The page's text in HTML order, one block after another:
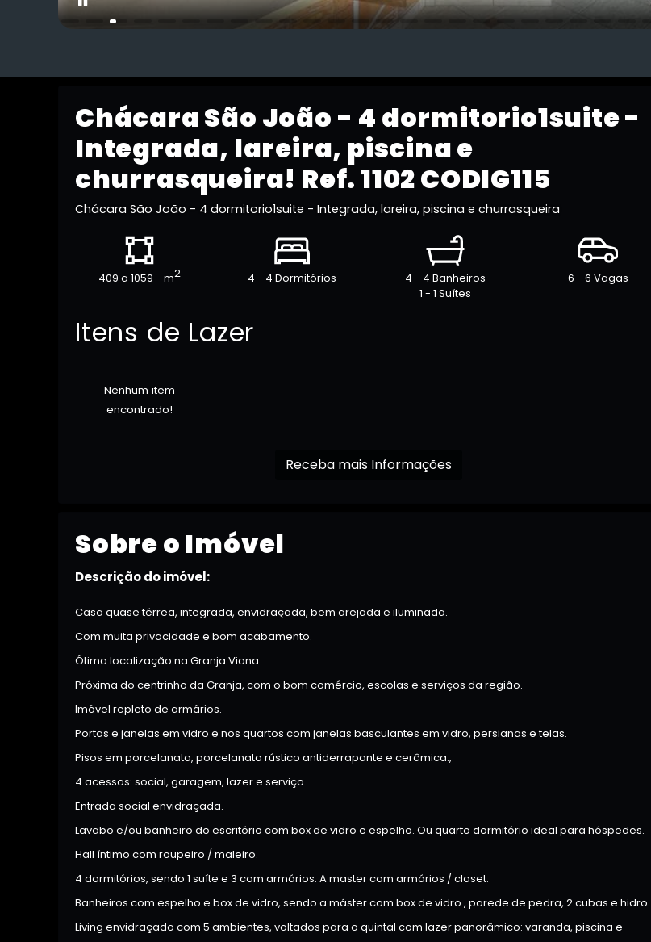
Chácara São João - 4 dormitorio1suite -
Integrada, lareira, piscina e
churrasqueira! Ref. 1102 CODIG115
Chácara São João - 4 dormitorio1suite - Integrada, lareira, piscina e churrasqueira
409 a 1059 - m2 4 - 4 Dormitórios
4 - 4 Banheiros
1 - 1 Suítes
6 - 6 Vagas
Itens de Lazer
Nenhum item
encontrado!
Receba mais Informações
Sobre o Imóvel
Descrição do imóvel:
Casa quase térrea, integrada, envidraçada, bem arejada e iluminada.
Com muita privacidade e bom acabamento.
Ótima localização na Granja Viana.
Próxima do centrinho da Granja, com o bom comércio, escolas e serviços da região.
Imóvel repleto de armários.
Portas e janelas em vidro e nos quartos com janelas basculantes em vidro, persianas e telas.
Pisos em porcelanato, porcelanato rústico antiderrapante e cerâmica.,
4 acessos: social, garagem, lazer e serviço.
Entrada social envidraçada.
Lavabo e/ou banheiro do escritório com box de vidro e espelho. Ou quarto dormitório ideal para hóspedes.
Hall íntimo com roupeiro / maleiro.
4 dormitórios, sendo 1 suíte e 3 com armários. A master com armários / closet.
Banheiros com espelho e box de vidro, sendo a máster com box de vidro , parede de pedra, 2 cubas e hidro.
Living envidraçado com 5 ambientes, voltados para o quintal com lazer panorâmico: varanda, piscina e